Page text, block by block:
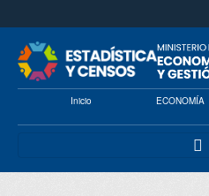
Inicio ECONOMÍA